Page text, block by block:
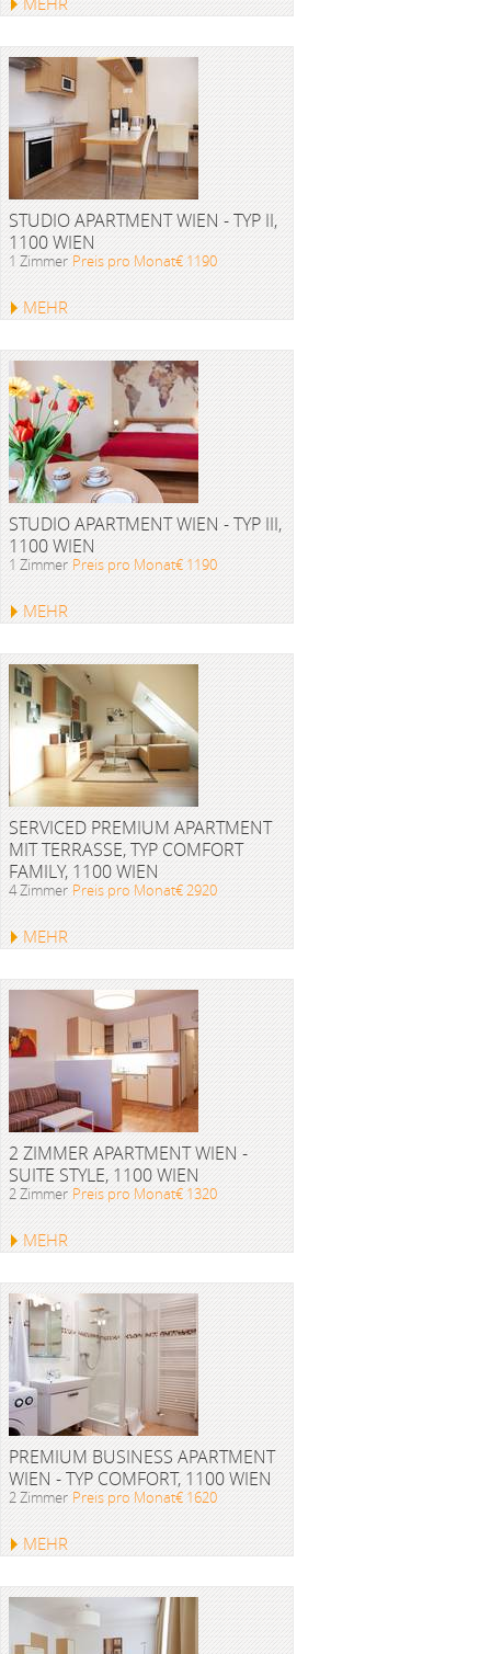
STUDIO APARTMENT WIEN - TYP II,
1100 WIEN
1 Zimmer Preis pro Monat€ 1190
MEHR
STUDIO APARTMENT WIEN - TYP III,
1100 WIEN
1 Zimmer Preis pro Monat€ 1190
MEHR
SERVICED PREMIUM APARTMENT
MIT TERRASSE, TYP COMFORT
FAMILY, 1100 WIEN
4 Zimmer Preis pro Monat€ 2920
MEHR
2 ZIMMER APARTMENT WIEN -
SUITE STYLE, 1100 WIEN
2 Zimmer Preis pro Monat€ 1320
MEHR
PREMIUM BUSINESS APARTMENT
WIEN - TYP COMFORT, 1100 WIEN
2 Zimmer Preis pro Monat€ 1620
MEHR